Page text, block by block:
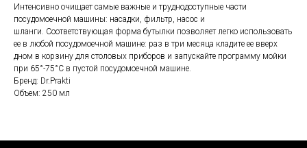
Интенсивно очищает самые важные и труднодоступные части
посудомоечной машины: насадки, фильтр, насос и
шланги. Соответствующая форма бутылки позволяет легко использовать
ее в любой посудомоечной машине: раз в три месяца кладите ее вверх
дном в корзину для столовых приборов и запускайте программу мойки
при 65°-75°C в пустой посудомоечной машине.
Бренд: Dr.Prakti
Объем: 250 мл